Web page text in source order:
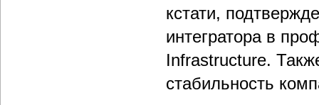
кстати,
интегратора в
Infrastructure.
стабильность